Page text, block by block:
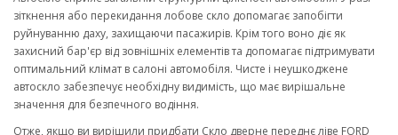
зіткнення або перекидання лобове скло допомагає запобігти
руйнуванню даху, захищаючи пасажирів. Крім того воно діє як
захисний бар'єр від зовнішніх елементів та допомагає підтримувати
оптимальний клімат в салоні автомобіля. Чисте і неушкоджене
автоскло забезпечує необхідну видимість, що має вирішальне
значення для безпечного водіння.
Отже, якщо ви вирішили придбати Скло дверне переднє ліве FORD